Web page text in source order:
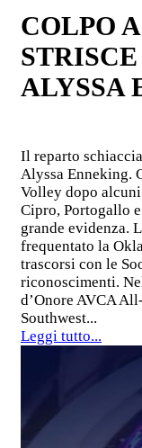
COLPO
ALYSSA
Il reparto
Alyssa Enneking.
Volley dopo
Cipro, Portogallo
grande evidenza.
frequentato la
trascorsi con le
riconoscimenti.
d’Onore AVCA
Southwest...
Leggi tutto...